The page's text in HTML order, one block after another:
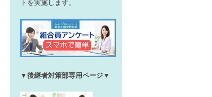
トを実施します。
▼後継者対策部専用ページ▼